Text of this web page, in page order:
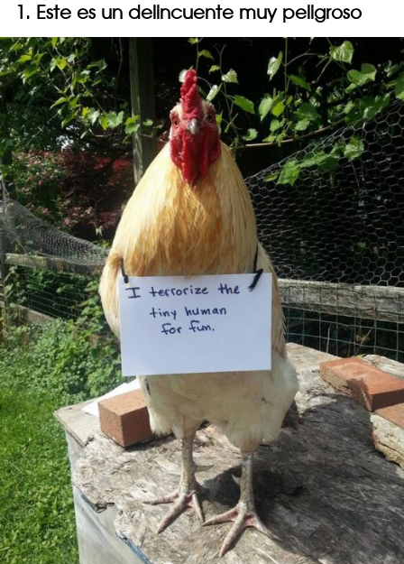
1. Este es un delincuente muy peligroso